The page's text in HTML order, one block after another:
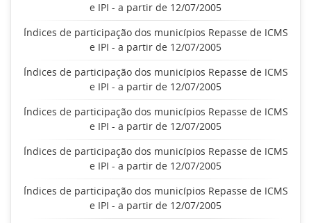
e IPI - a partir de 12/07/2005
Índices de participação dos municípios Repasse de ICMS
e IPI - a partir de 12/07/2005
Índices de participação dos municípios Repasse de ICMS
e IPI - a partir de 12/07/2005
Índices de participação dos municípios Repasse de ICMS
e IPI - a partir de 12/07/2005
Índices de participação dos municípios Repasse de ICMS
e IPI - a partir de 12/07/2005
Índices de participação dos municípios Repasse de ICMS
e IPI - a partir de 12/07/2005